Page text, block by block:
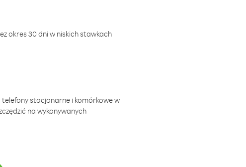
okres 30 dni w niskich stawkach
stacjonarne i komórkowe w
na wykonywanych